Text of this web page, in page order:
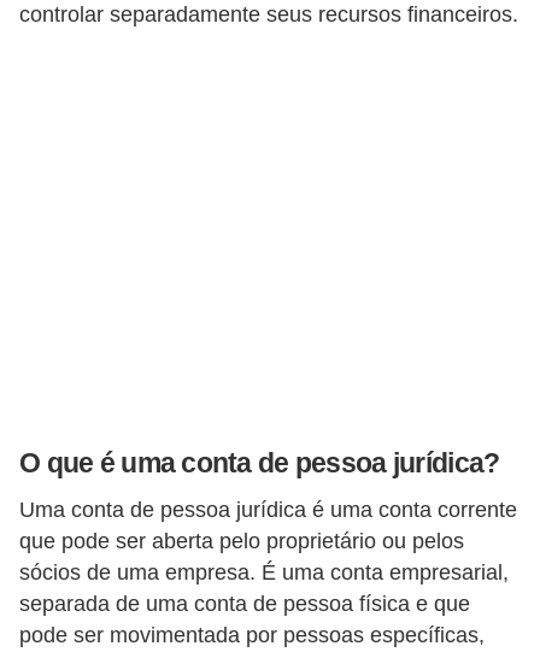
controlar separadamente seus recursos financeiros.
O que é uma conta de pessoa jurídica?
Uma conta de pessoa jurídica é uma conta corrente
que pode ser aberta pelo proprietário ou pelos
sócios de uma empresa. É uma conta empresarial,
separada de uma conta de pessoa física e que
pode ser movimentada por pessoas específicas,
n
i
e
s
f